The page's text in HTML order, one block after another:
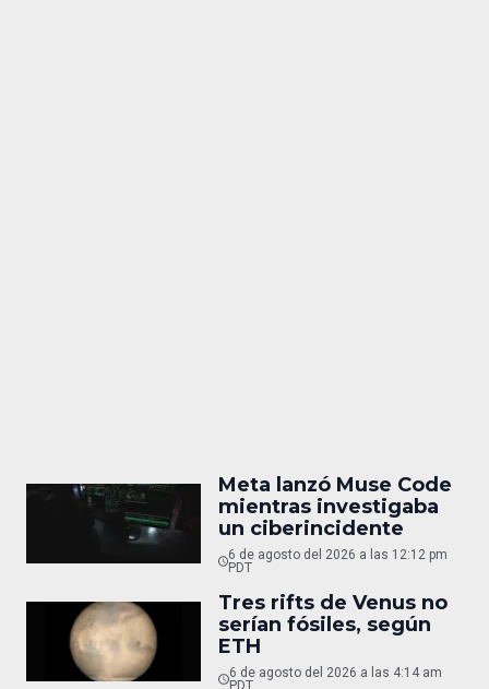
Meta lanzó Muse Code
mientras investigaba
un ciberincidente
6 de agosto del 2026 a las 12:12 pm
PDT
Tres rifts de Venus no
serían fósiles, según
ETH
6 de agosto del 2026 a las 4:14 am
PDT